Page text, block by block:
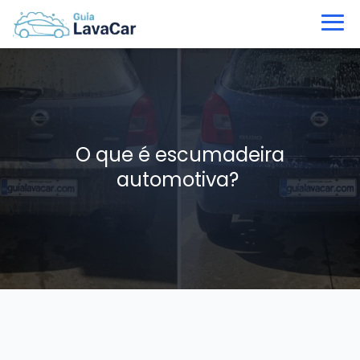
O que é escumadeira
automotiva?